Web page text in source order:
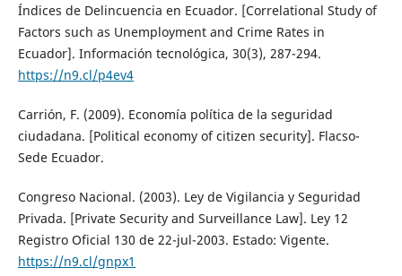
Índices de Delincuencia en Ecuador. [Correlational Study of
Factors such as Unemployment and Crime Rates in
Ecuador]. Información tecnológica, 30(3), 287-294.
https://n9.cl/p4ev4
Carrión, F. (2009). Economía política de la seguridad
ciudadana. [Political economy of citizen security]. Flacso-
Sede Ecuador.
Congreso Nacional. (2003). Ley de Vigilancia y Seguridad
Privada. [Private Security and Surveillance Law]. Ley 12
Registro Oficial 130 de 22-jul-2003. Estado: Vigente.
https://n9.cl/gnpx1